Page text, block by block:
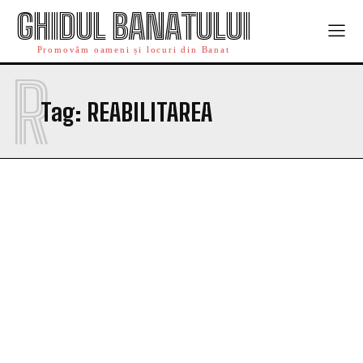
GHIDUL BANATULUI
Promovăm oameni și locuri din Banat
Tag: REABILITAREA
R